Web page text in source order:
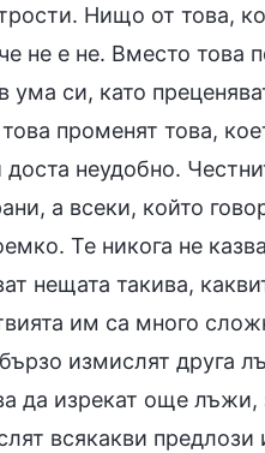
Нищо от това,
не е не. Вместо това
ума си, като
променят това,
доста неудобно.
а всеки, който
Те никога не
нещата такива,
им са много
измислят друга
да изрекат още лъжи,
всякакви предлози